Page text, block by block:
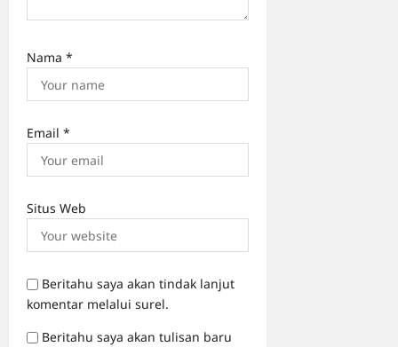
Nama *
Email *
Situs Web
Beritahu saya akan tindak lanjut
komentar melalui surel.
Beritahu saya akan tulisan baru